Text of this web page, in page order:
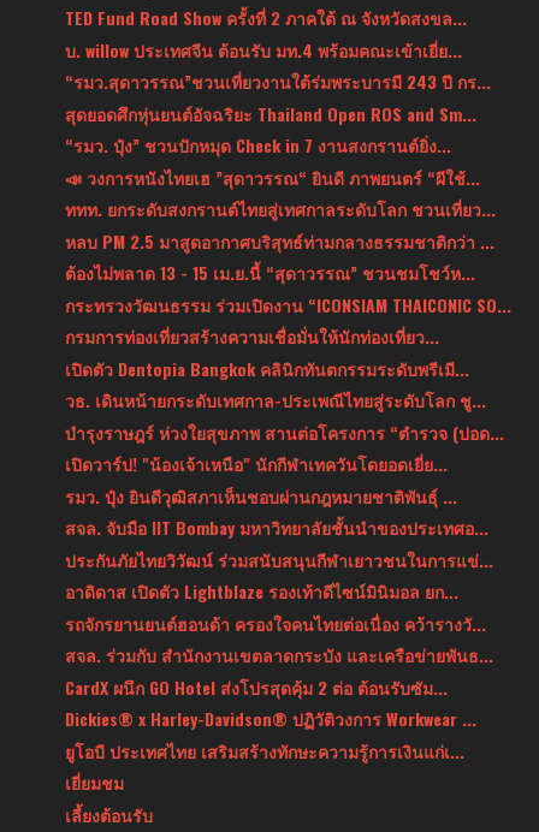
TED Fund Road Show ครั้งที่ 2 ภาคใต้ ณ จังหวัดสงขล...
บ. willow ประเทศจีน ต้อนรับ มท.4 พร้อมคณะเข้าเยี่ย...
“รมว.สุดาวรรณ”ชวนเที่ยวงานใต้ร่มพระบารมี 243 ปี กร...
สุดยอดศึกหุ่นยนต์อัจฉริยะ Thailand Open ROS and Sm...
“รมว. ปุ๋ง” ชวนปักหมุด Check in 7 งานสงกรานต์ยิ่ง...
📣 วงการหนังไทยเฮ ”สุดาวรรณ“ ยินดี ภาพยนตร์ “ผีใช้...
ททท. ยกระดับสงกรานต์ไทยสู่เทศกาลระดับโลก ชวนเที่ยว...
หลบ PM 2.5 มาสูดอากาศบริสุทธ์ท่ามกลางธรรมชาติกว่า ...
ต้องไม่พลาด 13 - 15 เม.ย.นี้ “สุดาวรรณ” ชวนชมโชว์ห...
กระทรวงวัฒนธรรม ร่วมเปิดงาน “ICONSIAM THAICONIC SO...
กรมการท่องเที่ยวสร้างความเชื่อมั่นให้นักท่องเที่ยว...
เปิดตัว Dentopia Bangkok คลินิกทันตกรรมระดับพรีเมี...
วธ. เดินหน้ายกระดับเทศกาล-ประเพณีไทยสู่ระดับโลก ชู...
บำรุงราษฎร์ ห่วงใยสุขภาพ สานต่อโครงการ “ตำรวจ (ปอด...
เปิดวาร์ป! "น้องเจ้าเหนือ" นักกีฬาเทควันโดยอดเยี่ย...
รมว. ปุ๋ง ยินดีวุฒิสภาเห็นชอบผ่านกฎหมายชาติพันธุ์ ...
สจล. จับมือ IIT Bombay มหาวิทยาลัยชั้นนำของประเทศอ...
ประกันภัยไทยวิวัฒน์ ร่วมสนับสนุนกีฬาเยาวชนในการแข่...
อาดิดาส เปิดตัว Lightblaze รองเท้าดีไซน์มินิมอล ยก...
รถจักรยานยนต์ฮอนด้า ครองใจคนไทยต่อเนื่อง คว้ารางวั...
สจล. ร่วมกับ สำนักงานเขตลาดกระบัง และเครือข่ายพันธ...
CardX ผนึก GO Hotel ส่งโปรสุดคุ้ม 2 ต่อ ต้อนรับซัม...
Dickies® x Harley-Davidson® ปฏิวัติวงการ Workwear ...
ยูโอบี ประเทศไทย เสริมสร้างทักษะความรู้การเงินแก่เ...
เยี่ยมชม
เลี้ยงต้อนรับ